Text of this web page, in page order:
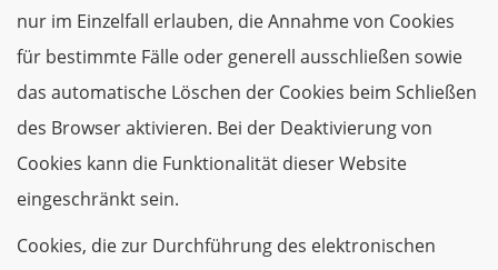
nur im Einzelfall erlauben, die Annahme von Cookies
für bestimmte Fälle oder generell ausschließen sowie
das automatische Löschen der Cookies beim Schließen
des Browser aktivieren. Bei der Deaktivierung von
Cookies kann die Funktionalität dieser Website
eingeschränkt sein.
Cookies, die zur Durchführung des elektronischen